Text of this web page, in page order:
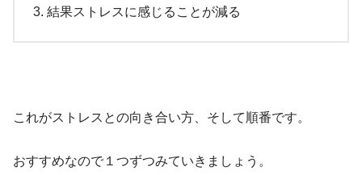
結果ストレスに感じることが減る
これがストレスとの向き合い方、そして順番です。
おすすめなので１つずつみていきましょう。